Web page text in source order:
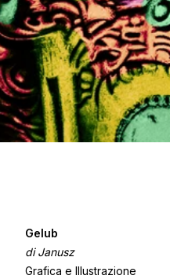
Gelub
di Janusz
Grafica e Illustrazione